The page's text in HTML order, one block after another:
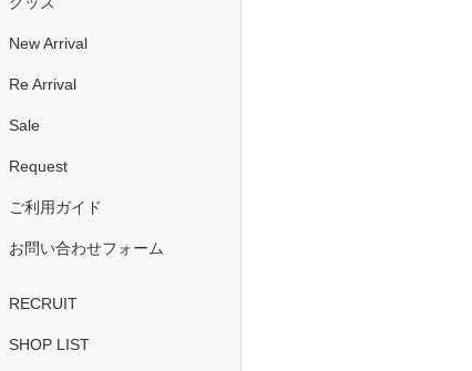
New Arrival
Re Arrival
Sale
Request
ご利用ガイド
お問い合わせフォーム
RECRUIT
SHOP LIST